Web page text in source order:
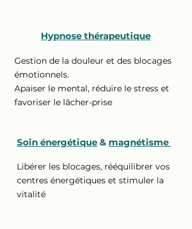
Hypnose thérapeutique
Gestion de la douleur et des blocages
émotionnels.
Apaiser le mental, réduire le stress et
favoriser le lâcher-prise
Soin énergétique & magnétisme
Libérer les blocages, rééquilibrer vos
centres énergétiques et stimuler la
vitalité